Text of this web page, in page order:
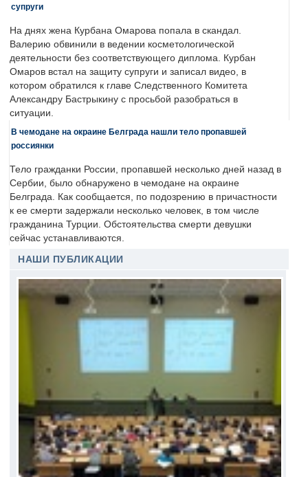
супруги
На днях жена Курбана Омарова попала в скандал.
Валерию обвинили в ведении косметологической
деятельности без соответствующего диплома. Курбан
Омаров встал на защиту супруги и записал видео, в
котором обратился к главе Следственного Комитета
Александру Бастрыкину с просьбой разобраться в
ситуации.
В чемодане на окраине Белграда нашли тело пропавшей
россиянки
Тело гражданки России, пропавшей несколько дней назад в
Сербии, было обнаружено в чемодане на окраине
Белграда. Как сообщается, по подозрению в причастности
к ее смерти задержали несколько человек, в том числе
гражданина Турции. Обстоятельства смерти девушки
сейчас устанавливаются.
НАШИ ПУБЛИКАЦИИ